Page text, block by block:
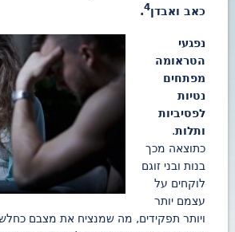
כאב ואבדן4
.
נפגעי
הטראומה
מפתחים
נטיות
לפסיביות
ותלות.
כתוצאה מכך
בנות ובני זוגם
לוקחים על
עצמם יותר
ויותר תפקידים, מה שמנציח את מצבם